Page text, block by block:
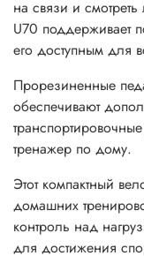
на связи и
U70 поддерживает
его доступным для
Прорезиненные
обеспечивают
тренажер по дому.
Этот компактный
домашних
контроль над
для достижения